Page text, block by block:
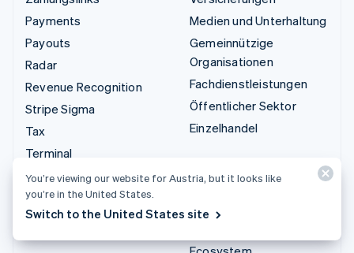
Payments
Payouts
Radar
Revenue Recognition
Stripe Sigma
Tax
Terminal
Treasury
Medien und Unterhaltung
Gemeinnützige
Organisationen
Fachdienstleistungen
Öffentlicher Sektor
Einzelhandel
Custom-Lösungen
Stripe App-Marktplatz
You’re viewing our website for Austria, but it looks like
you’re in the United States.
Switch to the United States site